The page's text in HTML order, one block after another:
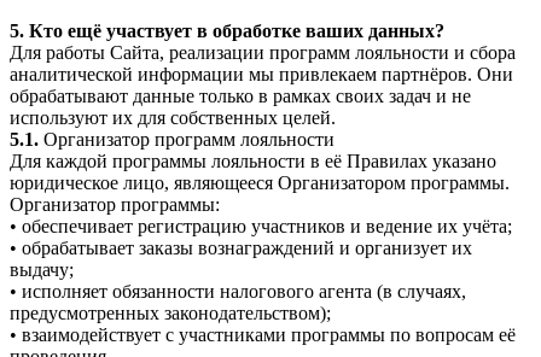
5. Кто ещё участвует в обработке ваших данных?
Для работы Сайта, реализации программ лояльности и сбора
аналитической информации мы привлекаем партнёров. Они
обрабатывают данные только в рамках своих задач и не
используют их для собственных целей.
5.1. Организатор программ лояльности
Для каждой программы лояльности в её Правилах указано
юридическое лицо, являющееся Организатором программы.
Организатор программы:
• обеспечивает регистрацию участников и ведение их учёта;
• обрабатывает заказы вознаграждений и организует их
выдачу;
• исполняет обязанности налогового агента (в случаях,
предусмотренных законодательством);
• взаимодействует с участниками программы по вопросам её